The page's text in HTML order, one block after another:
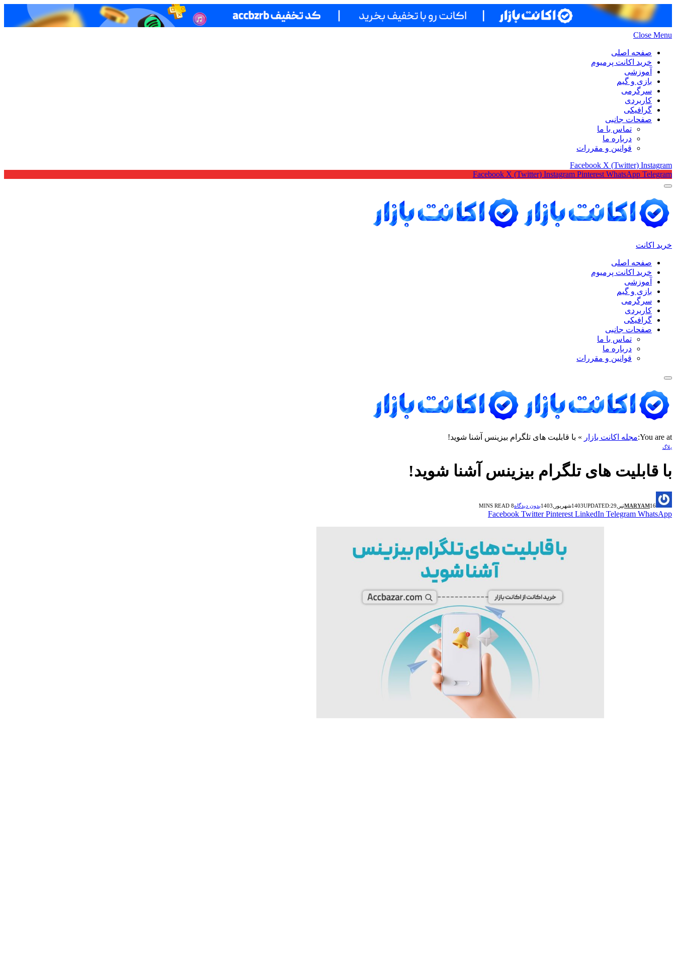
Close Menu
صفحه اصلی
خرید اکانت پرمیوم
آموزشی
بازی و گیم
سرگرمی
کاربردی
گرافیکی
صفحات جانبی
تماس با ما
درباره ما
قوانین و مقررات
Facebook X (Twitter) Instagram
Facebook X (Twitter) Instagram Pinterest WhatsApp Telegram
خرید اکانت
صفحه اصلی
خرید اکانت پرمیوم
آموزشی
بازی و گیم
سرگرمی
کاربردی
گرافیکی
صفحات جانبی
تماس با ما
درباره ما
قوانین و مقررات
You are at: مجله اکانت بازار » با قابلیت های تلگرام بیزینس آشنا شوید!
بلاگ
با قابلیت های تلگرام بیزینس آشنا شوید!
MARYAM16تیر,1403 UPDATED:29شهریور,1403 بدون دیدگاه8 MINS READ
Facebook Twitter Pinterest LinkedIn Telegram WhatsApp